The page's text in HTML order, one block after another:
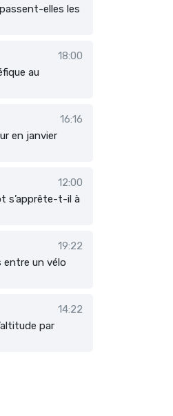
elles les
18:00
au
16:16
en janvier
12:00
s’apprête-t-il à
19:22
entre un vélo
14:22
par